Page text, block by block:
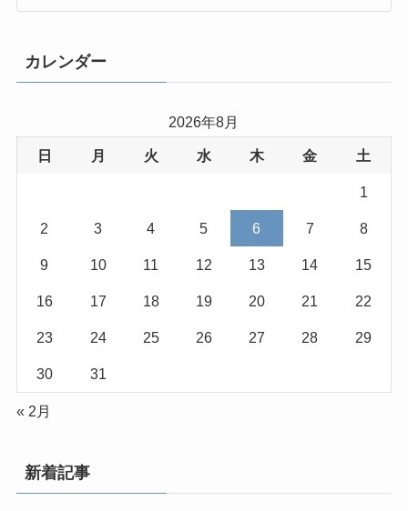
カレンダー
2026年8月
日 月 火 水 木 金 土
1
2 3 4 5 6 7 8
9 10 11 12 13 14 15
16 17 18 19 20 21 22
23 24 25 26 27 28 29
30 31
« 2月
新着記事